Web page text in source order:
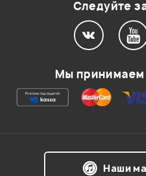
Ваша оценка:
Следуйте
Мы принимаем
Наши